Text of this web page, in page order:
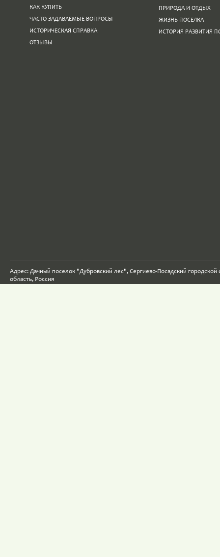
КАК КУПИТЬ
ЧАСТО ЗАДАВАЕМЫЕ ВОПРОСЫ
ИСТОРИЧЕСКАЯ СПРАВКА
ОТЗЫВЫ
ПРИРОДА И ОТДЫХ
ЖИЗНЬ ПОСЕЛКА
ИСТОРИЯ РАЗВИТИЯ
Адрес: Дачный поселок "Дубровский лес", Сергиево-Посадский городской
область, Россия